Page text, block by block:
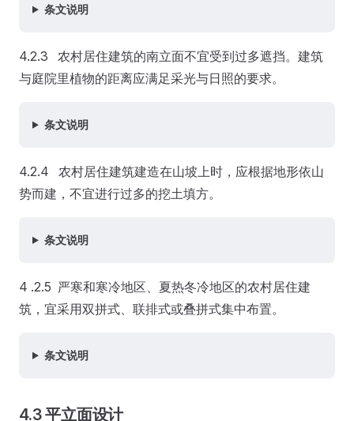
条文说明
4.2.3 农村居住建筑的南立面不宜受到过多遮挡。建筑
与庭院里植物的距离应满足采光与日照的要求。
条文说明
4.2.4 农村居住建筑建造在山坡上时，应根据地形依山
势而建，不宜进行过多的挖土填方。
条文说明
4 .2.5 严寒和寒冷地区、夏热冬冷地区的农村居住建
筑，宜采用双拼式、联排式或叠拼式集中布置。
条文说明
4.3 平立面设计